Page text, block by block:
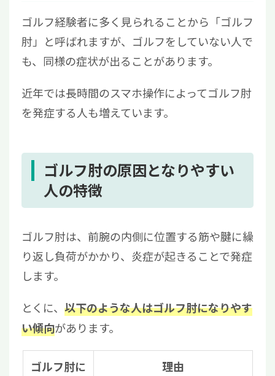
ゴルフ経験者に多く見られることから「ゴルフ
肘」と呼ばれますが、ゴルフをしていない人で
も、同様の症状が出ることがあります。
近年では長時間のスマホ操作によってゴルフ肘
を発症する人も増えています。
ゴルフ肘の原因となりやすい
人の特徴
ゴルフ肘は、前腕の内側に位置する筋や腱に繰
り返し負荷がかかり、炎症が起きることで発症
します。
とくに、 以下のような人はゴルフ肘になりやす
い傾向があります。
ゴルフ肘に
理由